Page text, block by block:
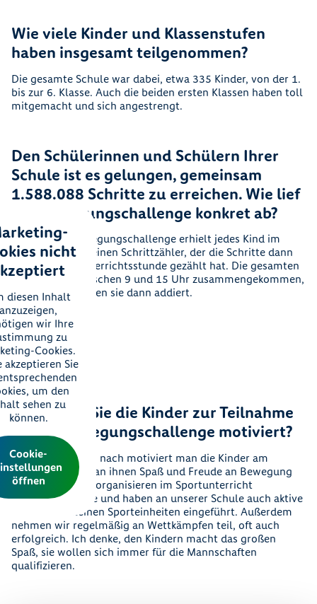
Wie viele Kinder und Klassenstufen
haben insgesamt teilgenommen?
Die gesamte Schule war dabei, etwa 335 Kinder, von der 1.
bis zur 6. Klasse. Auch die beiden ersten Klassen haben toll
mitgemacht und sich angestrengt.
Den Schülerinnen und Schülern Ihrer
Schule ist es gelungen, gemeinsam
1.588.088 Schritte zu erreichen. Wie lief
die Bewegungschallenge konkret ab?
Am Tag der Bewegungschallenge erhielt jedes Kind im
Sportunterricht einen Schrittzähler, der die Schritte dann
während der Unterrichtsstunde gezählt hat. Die gesamten
Schritte sind zwischen 9 und 15 Uhr zusammengekommen,
am Schluss wurden sie dann addiert.
nicht
diesen Inhalt
anzuzeigen,
wir Ihre
zu
Cookies.
akzeptieren Sie
um den
sehen zu
können.
Cookie-
öffnen
Wie haben Sie die Kinder zur Teilnahme
an der Bewegungschallenge motiviert?
Meiner Erfahrung nach motiviert man die Kinder am
besten, indem man ihnen Spaß und Freude an Bewegung
näherbringt. Wir organisieren im Sportunterricht
Bewegungsspiele und haben an unserer Schule auch aktive
Pausen mit kleinen Sporteinheiten eingeführt. Außerdem
nehmen wir regelmäßig an Wettkämpfen teil, oft auch
erfolgreich. Ich denke, den Kindern macht das großen
Spaß, sie wollen sich immer für die Mannschaften
qualifizieren.